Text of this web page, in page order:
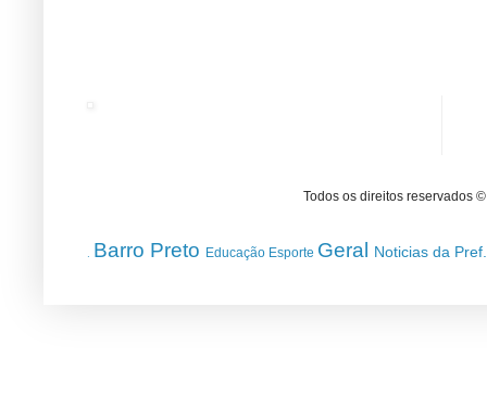
Todos os direitos reservados
Barro Preto Educação Esporte Geral Noticias da